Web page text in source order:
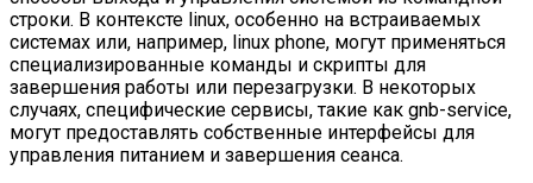
строки. В контексте linux, особенно на встраиваемых
системах или, например, linux phone, могут применяться
специализированные команды и скрипты для
завершения работы или перезагрузки. В некоторых
случаях, специфические сервисы, такие как gnb-service,
могут предоставлять собственные интерфейсы для
управления питанием и завершения сеанса.